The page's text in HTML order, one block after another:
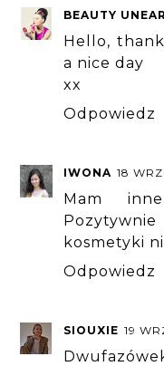
BEAUTY
Hello,
a nice day
xx
Odpowiedz
IWONA 18
Mam
Pozytywnie
kosmetyki
Odpowiedz
SIOUXIE 19